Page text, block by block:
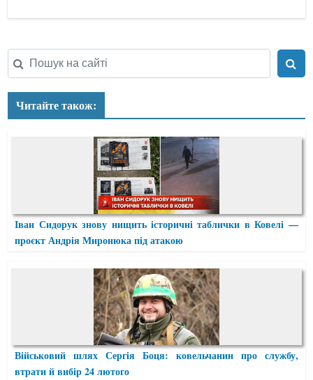
Читайте також:
Іван Сидорук знову нищить історичні таблички в Ковелі —
проєкт Андрія Миронюка під атакою
Військовий шлях Сергія Боця: ковельчанин про службу,
втрати й вибір 24 лютого